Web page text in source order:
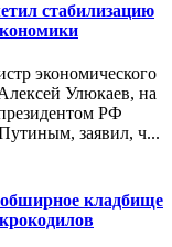
стабилизацию
экономического
Улюкаев, на
РФ
заявил, ч...
кладбище